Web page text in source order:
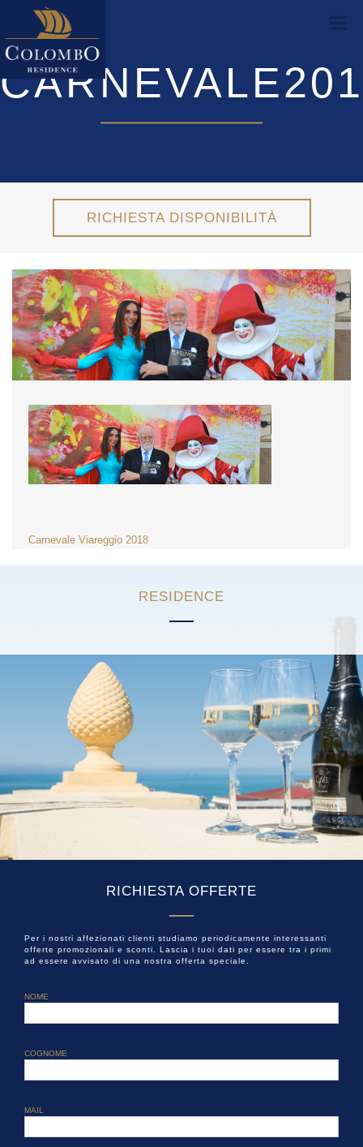
RICHIESTA DISPONIBILITÀ
NAVIGAZIONE
ARTICOLI
Carnevale Viareggio 2018
RESIDENCE
RICHIESTA OFFERTE
Per i nostri affezionati clienti studiamo periodicamente interessanti
offerte promozionali e sconti. Lascia i tuoi dati per essere tra i primi
ad essere avvisato di una nostra offerta speciale.
NOME
COGNOME
MAIL